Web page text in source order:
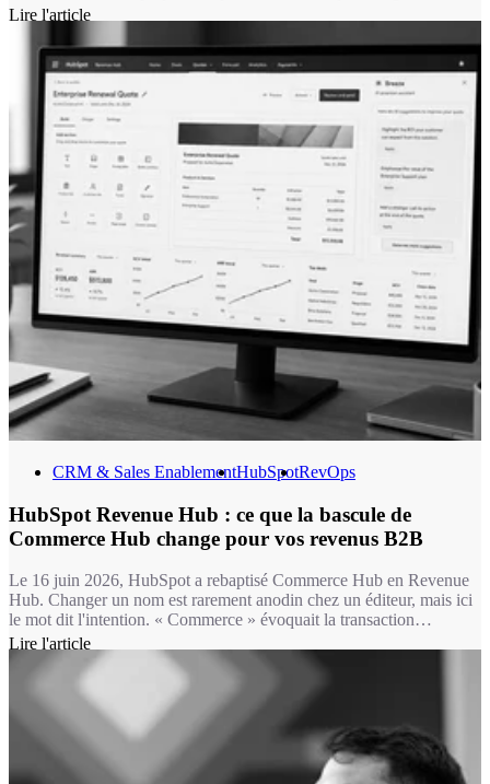
Breeze, c'est la nature de l'intervention : on passe d'une IA qui
de recommander une réponse à un ticket, il la rédige, la documente
et peut la résoudre seul dans le périmètre que vous lui avez défini.
Lire l'article
CRM & Sales EnablementHubSpotRevOps
HubSpot Revenue Hub : ce que la bascule de
Commerce Hub change pour vos revenus B2B
Le 16 juin 2026, HubSpot a rebaptisé Commerce Hub en Revenue
Hub. Changer un nom est rarement anodin chez un éditeur, mais ici
le mot dit l'intention. « Commerce » évoquait la transaction
ponctuelle : un lien de paiement, une facture isolée. « Revenue »
désigne un flux continu, celui d'entreprises B2B qui renouvellent,
nos clients vivent dans ce second monde, pas dans le premier.
Lire l'article